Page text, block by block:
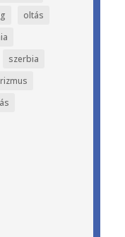
oltás
szerbia